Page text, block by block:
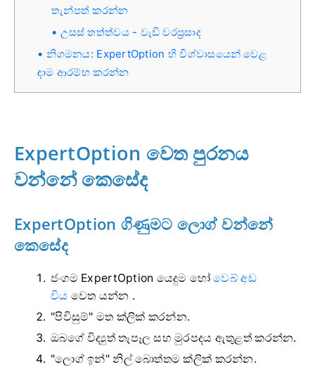
තැන්පත් කරන්න
උසස් තත්ත්වය - වැඩි වරප්‍රසාද
නිගමනය: ExpertOption හි විශ්වාසයෙන් වෙළ
ඳාම ආරම්භ කරන්න
ExpertOption වෙත පුරනය
වන්නේ කෙසේද
ExpertOption ගිණුමට ලොග් වන්නේ
කෙසේද
ජංගම ExpertOption යෙදුම හෝවෙබ් අඩ
විය වෙත යන්න .
"පිවිසුම්" මත ක්ලික් කරන්න.
ඔබගේ විද්‍යුත් තැපෑල සහ මුරපදය ඇතුළත් කරන්න.
"ලොග් ඉන්" නිල් බොත්තම ක්ලික් කරන්න.